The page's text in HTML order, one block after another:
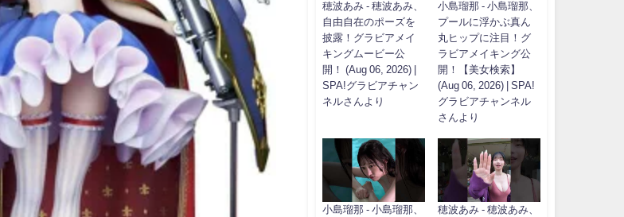
穂波あみ - 穂波あみ、
自由自在のポーズを
披露！グラビアメイ
キングムービー公
開！ (Aug 06, 2026) |
SPA!グラビアチャン
ネルさんより
小島瑠那 - 小島瑠那、
プールに浮かぶ真ん
丸ヒップに注目！グ
ラビアメイキング公
開！【美女検索】
(Aug 06, 2026) | SPA!
グラビアチャンネル
さんより
小島瑠那 - 小島瑠那、
穂波あみ - 穂波あみ、